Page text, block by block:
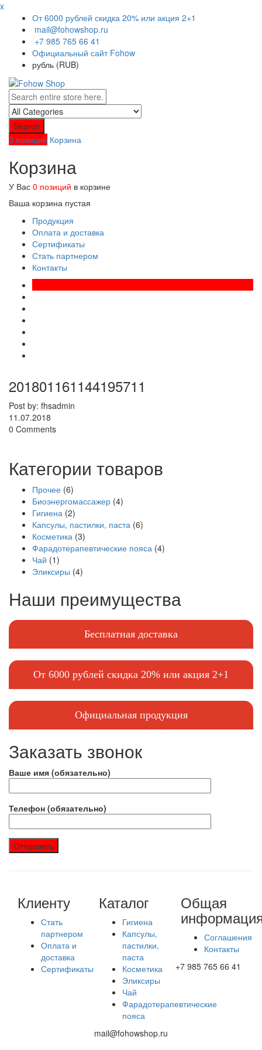
x
От 6000 рублей скидка 20% или акция 2+1
mail@fohowshop.ru
+7 985 765 66 41
Официальный сайт Fohow
рубль (RUB)
Search
0 позиций Корзина
Корзина
У Вас 0 позиций в корзине
Ваша корзина пустая
Продукция
Оплата и доставка
Сертификаты
Стать партнером
Контакты
201801161144195711
Post by: fhsadmin
11.07.2018
0 Comments
Категории товаров
Прочее (6)
Биоэнергомассажер (4)
Гигиена (2)
Капсулы, пастилки, паста (6)
Косметика (3)
Фарадотерапевтические пояса (4)
Чай (1)
Эликсиры (4)
Наши преимущества
Бесплатная доставка
От 6000 рублей скидка 20% или акция 2+1
Официальная продукция
Заказать звонок
Ваше имя (обязательно)
Телефон (обязательно)
Клиенту
Стать
партнером
Оплата и
доставка
Сертификаты
Каталог
Гигиена
Капсулы,
пастилки,
паста
Косметика
Эликсиры
Чай
Фарадотерапевтические
пояса
Общая
Соглашения
Контакты
+7 985 765 66 41
mail@fohowshop.ru